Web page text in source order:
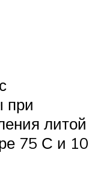
при
литой
75 С и 10